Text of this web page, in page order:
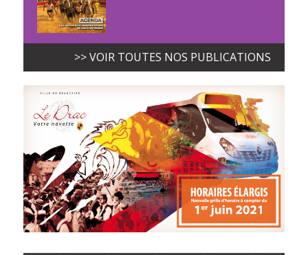
>> VOIR TOUTES NOS PUBLICATIONS